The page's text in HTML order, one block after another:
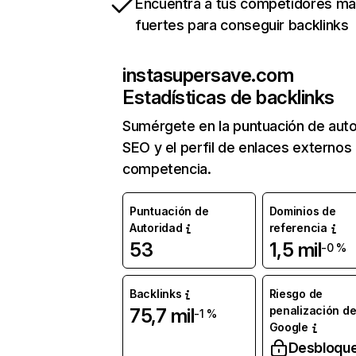
Encuentra a tus competidores
fuertes para conseguir backlinks
instasupersave.com
Estadísticas de backlinks
Sumérgete en la puntuación de
SEO y el perfil de enlaces externos
competencia.
Puntuación de
Autoridad
53
Dominios de
referencia
1,5 mil-0 %
Backlinks
75,7 mil-1 %
Riesgo de
penalización de
Google